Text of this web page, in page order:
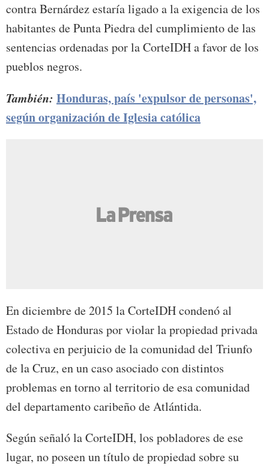
contra Bernárdez estaría ligado a la exigencia de los
habitantes de Punta Piedra del cumplimiento de las
sentencias ordenadas por la CorteIDH a favor de los
pueblos negros.
También: Honduras, país 'expulsor de personas',
según organización de Iglesia católica
En diciembre de 2015 la CorteIDH condenó al
Estado de Honduras por violar la propiedad privada
colectiva en perjuicio de la comunidad del Triunfo
de la Cruz, en un caso asociado con distintos
problemas en torno al territorio de esa comunidad
del departamento caribeño de Atlántida.
Según señaló la CorteIDH, los pobladores de ese
lugar, no poseen un título de propiedad sobre su